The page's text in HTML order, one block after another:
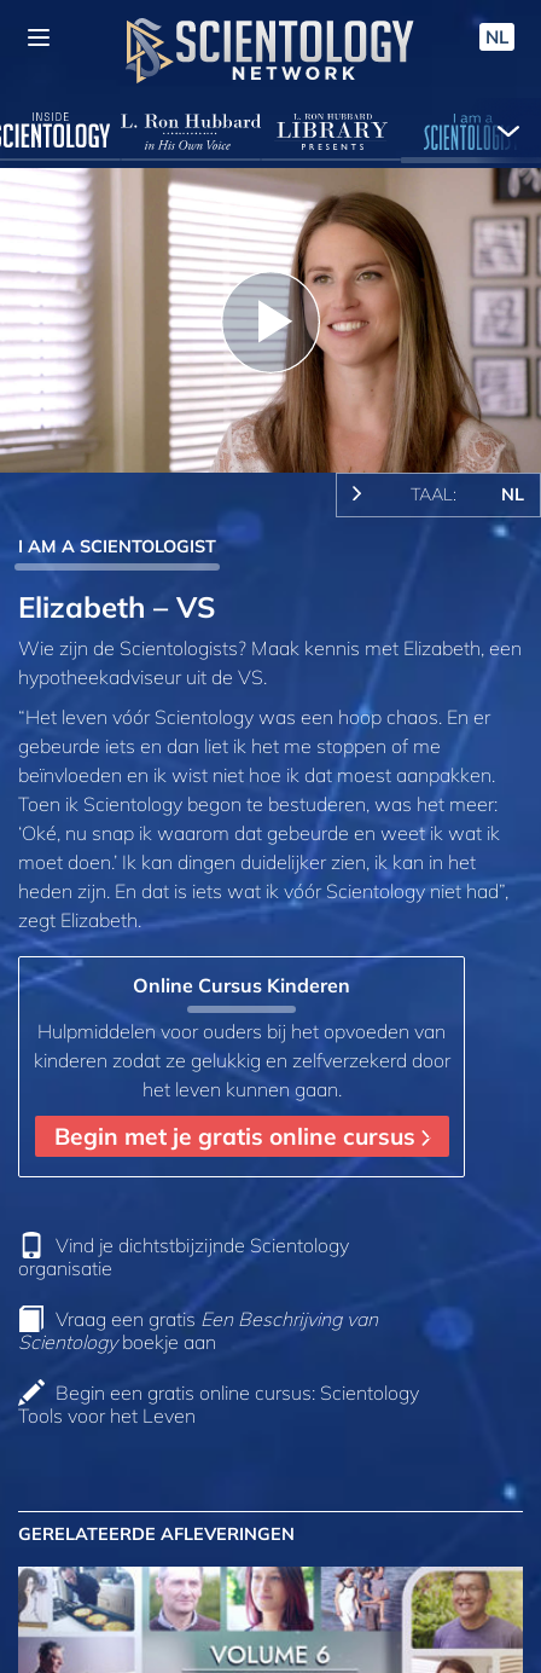
NL
Play
Video
TAAL: NL
I AM A SCIENTOLOGIST
Elizabeth – VS
Wie zijn de Scientologists? Maak kennis met Elizabeth, een
hypotheekadviseur uit de VS.
“Het leven vóór Scientology was een hoop chaos. En er
gebeurde iets en dan liet ik het me stoppen of me
beïnvloeden en ik wist niet hoe ik dat moest aanpakken.
Toen ik Scientology begon te bestuderen, was het meer:
‘Oké, nu snap ik waarom dat gebeurde en weet ik wat ik
moet doen.’ Ik kan dingen duidelijker zien, ik kan in het
heden zijn. En dat is iets wat ik vóór Scientology niet had”,
zegt Elizabeth.
Online Cursus Kinderen
Hulpmiddelen voor ouders bij het opvoeden van
kinderen zodat ze gelukkig en zelfverzekerd door
het leven kunnen gaan.
Begin met je gratis online cursus
Vind je dichtstbijzijnde Scientology
organisatie
Vraag een gratis Een Beschrijving van
Scientologyboekje aan
Begin een gratis online cursus: Scientology
Tools voor het Leven
GERELATEERDE AFLEVERINGEN